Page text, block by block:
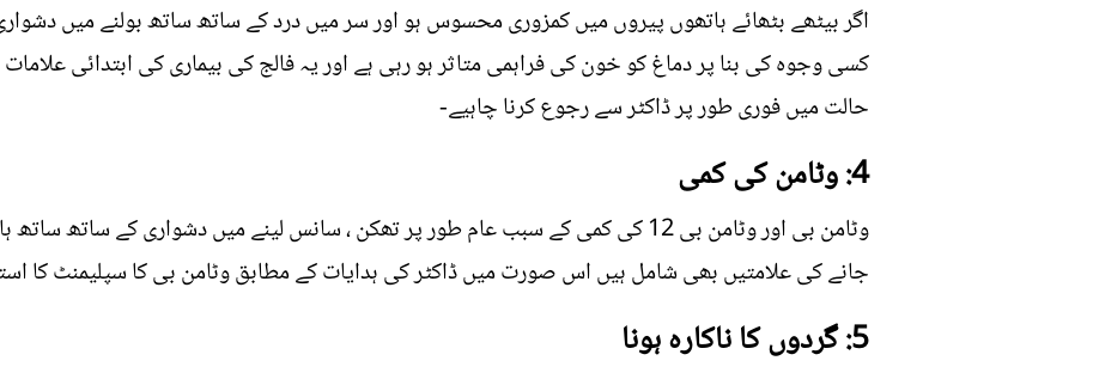
اگر بیٹھے بٹھائے ہاتھوں پیروں میں کمزوری محسوس ہو اور سر میں درد کے ساتھ ساتھ بولنے میں
کسی وجوہ کی بنا پر دماغ کو خون کی فراہمی متاثر ہو رہی ہے اور یہ فالج کی بیماری کی ابتدائی
حالت میں فوری طور پر ڈاکٹر سے رجوع کرنا چاہیے-
4: وٹامن کی کمی
وٹامن بی اور وٹامن بی 12 کی کمی کے سبب عام طور پر تھکن ، سانس لینے میں دشواری کے ساتھ
جانے کی علامتیں بھی شامل ہیں اس صورت میں ڈاکٹر کی ہدایات کے مطابق وٹامن بی کا سپلیمنٹ کا
5: گردوں کا ناکارہ ہونا